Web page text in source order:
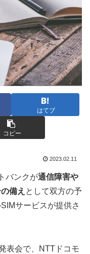
はてブ
コピー
2023.02.11
バンクが通信障害や
備え として双方の予
サービスが提供さ
表会で、NTTドコモ